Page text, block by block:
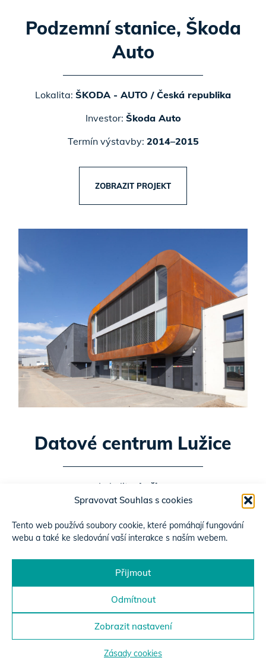
Spravovat Souhlas s cookies
Tento web používá soubory cookie, které pomáhají fungování
webu a také ke sledování vaší interakce s naším webem.
Přijmout
Odmítnout
Zobrazit nastavení
Zásady cookies
Podzemní stanice, Škoda
Auto
Lokalita: ŠKODA - AUTO / Česká republika
Investor: Škoda Auto
Termín výstavby: 2014–2015
ZOBRAZIT PROJEKT
Datové centrum Lužice
Lokalita: Lužice
Termín výstavby: 2014–2015
ZOBRAZIT PROJEKT